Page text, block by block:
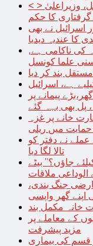
< > کوہستان میں جرگے کے حکم پر لڑکی کا قتل، وزیراعلیٰ
کا حکم
اسرائیل نے بھی
کا عندیہ دیدیا
کی ناکامی ہے,
علما کونسل
بند کر دیا
ہے، اسرائیل
افراد بے گھر،بڑے پیمانے پر
پل بھی بہہ گئے
خانے پر غزہ
میں ریلی
نے دفتر کو
تالا لگا دیا
جاؤں؟” بیٹے
ملاقات
عارضی جنگ بندی،
اپنے گھر واپسی
خانہ مکمل بند
کے معاملے پر
مزید پیشرفت
قسم کی بیماری